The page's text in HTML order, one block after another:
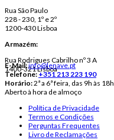
Rua São Paulo
228 - 230, 1º e 2º
1200-430 Lisboa
Armazém:
Rua Rodrigues Cabrilho nº 3 A
1400-321 Lisboa
E-Mail:info@lenave.pt
Telefone:+351 213 223 190
Horário:2ª a 6ª feira, das 9h às 18h
Aberto à hora de almoço
Política de Privacidade
Termos e Condições
Perguntas Frequentes
Livro de Reclamações